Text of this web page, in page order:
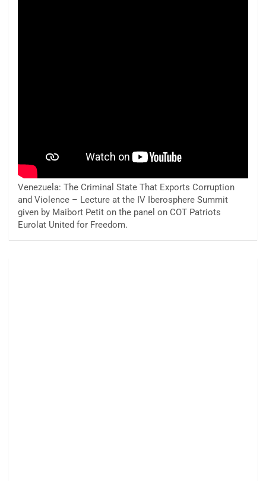
Venezuela: The Criminal State That Exports Corruption
and Violence – Lecture at the IV Iberosphere Summit
given by Maibort Petit on the panel on COT Patriots
Eurolat United for Freedom.